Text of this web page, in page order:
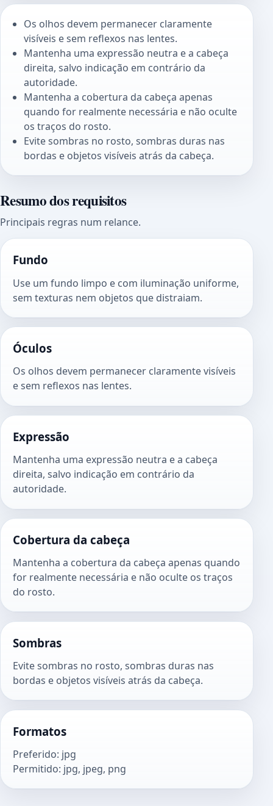
Os olhos devem permanecer claramente
visíveis e sem reflexos nas lentes.
Mantenha uma expressão neutra e a cabeça
direita, salvo indicação em contrário da
autoridade.
Mantenha a cobertura da cabeça apenas
quando for realmente necessária e não oculte
os traços do rosto.
Evite sombras no rosto, sombras duras nas
bordas e objetos visíveis atrás da cabeça.
Resumo dos requisitos
Principais regras num relance.
Fundo
Use um fundo limpo e com iluminação uniforme,
sem texturas nem objetos que distraiam.
Óculos
Os olhos devem permanecer claramente visíveis
e sem reflexos nas lentes.
Expressão
Mantenha uma expressão neutra e a cabeça
direita, salvo indicação em contrário da
autoridade.
Cobertura da cabeça
Mantenha a cobertura da cabeça apenas quando
for realmente necessária e não oculte os traços
do rosto.
Sombras
Evite sombras no rosto, sombras duras nas
bordas e objetos visíveis atrás da cabeça.
Formatos
Preferido: jpg
Permitido: jpg, jpeg, png